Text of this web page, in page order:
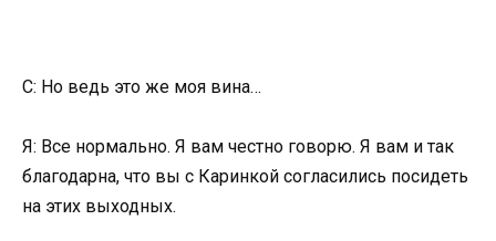
С: Но ведь это же моя вина…
Я: Все нормально. Я вам честно говорю. Я вам и так
благодарна, что вы с Каринкой согласились посидеть
на этих выходных.